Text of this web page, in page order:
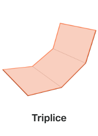
Triplice